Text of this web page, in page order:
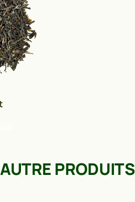
AUTRE PRODUITS